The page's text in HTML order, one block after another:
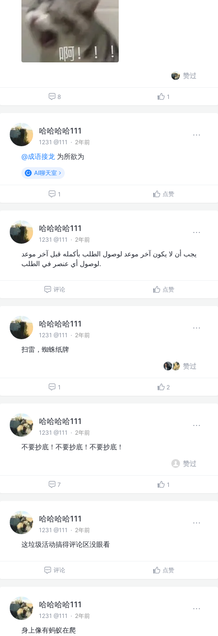
赞过
8 1
哈哈哈哈111
1231 @111 · 2年前
@成语接龙 为所欲为
AI聊天室
1 点赞
哈哈哈哈111
1231 @111 · 2年前
يجب أن لا يكون آخر موعد لوصول الطلب بأكمله قبل آخر موعد
لوصول أي عنصر في الطلب.
评论 点赞
哈哈哈哈111
1231 @111 · 2年前
扫雷，蜘蛛纸牌
赞过
1 2
哈哈哈哈111
1231 @111 · 2年前
不要抄底！不要抄底！不要抄底！
赞过
7 1
哈哈哈哈111
1231 @111 · 2年前
这垃圾活动搞得评论区没眼看
评论 点赞
哈哈哈哈111
1231 @111 · 2年前
身上像有蚂蚁在爬